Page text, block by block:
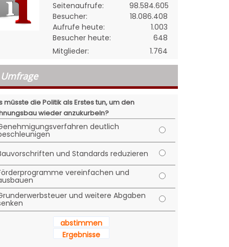
Seitenaufrufe:
98.584.605
Besucher:
18.086.408
Aufrufe heute:
1.003
Besucher heute:
648
Mitglieder:
1.764
Umfrage
müsste die Politik als Erstes tun, um den
wieder anzukurbeln?
deutlich
und Standards reduzieren
vereinfachen und
und weitere Abgaben
abstimmen
Ergebnisse